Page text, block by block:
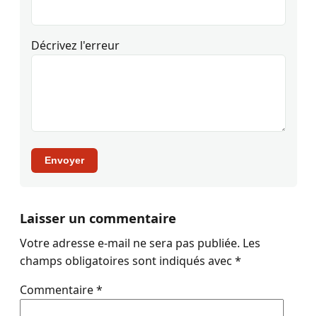
Décrivez l'erreur
Envoyer
Laisser un commentaire
Votre adresse e-mail ne sera pas publiée. Les
champs obligatoires sont indiqués avec *
Commentaire*